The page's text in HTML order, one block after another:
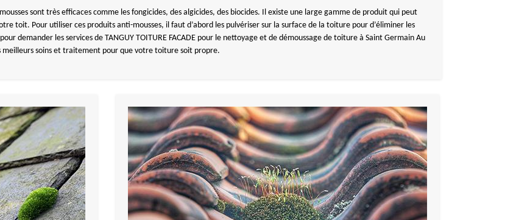
sont très efficaces comme les fongicides, des algicides, des biocides. Il existe une large gamme de produit qui peut
toit. Pour utiliser ces produits anti-mousses, il faut d’abord les pulvériser sur la surface de la toiture pour d’éliminer les
demander les services de TANGUY TOITURE FACADE pour le nettoyage et de démoussage de toiture à Saint Germain Au
meilleurs soins et traitement pour que votre toiture soit propre.